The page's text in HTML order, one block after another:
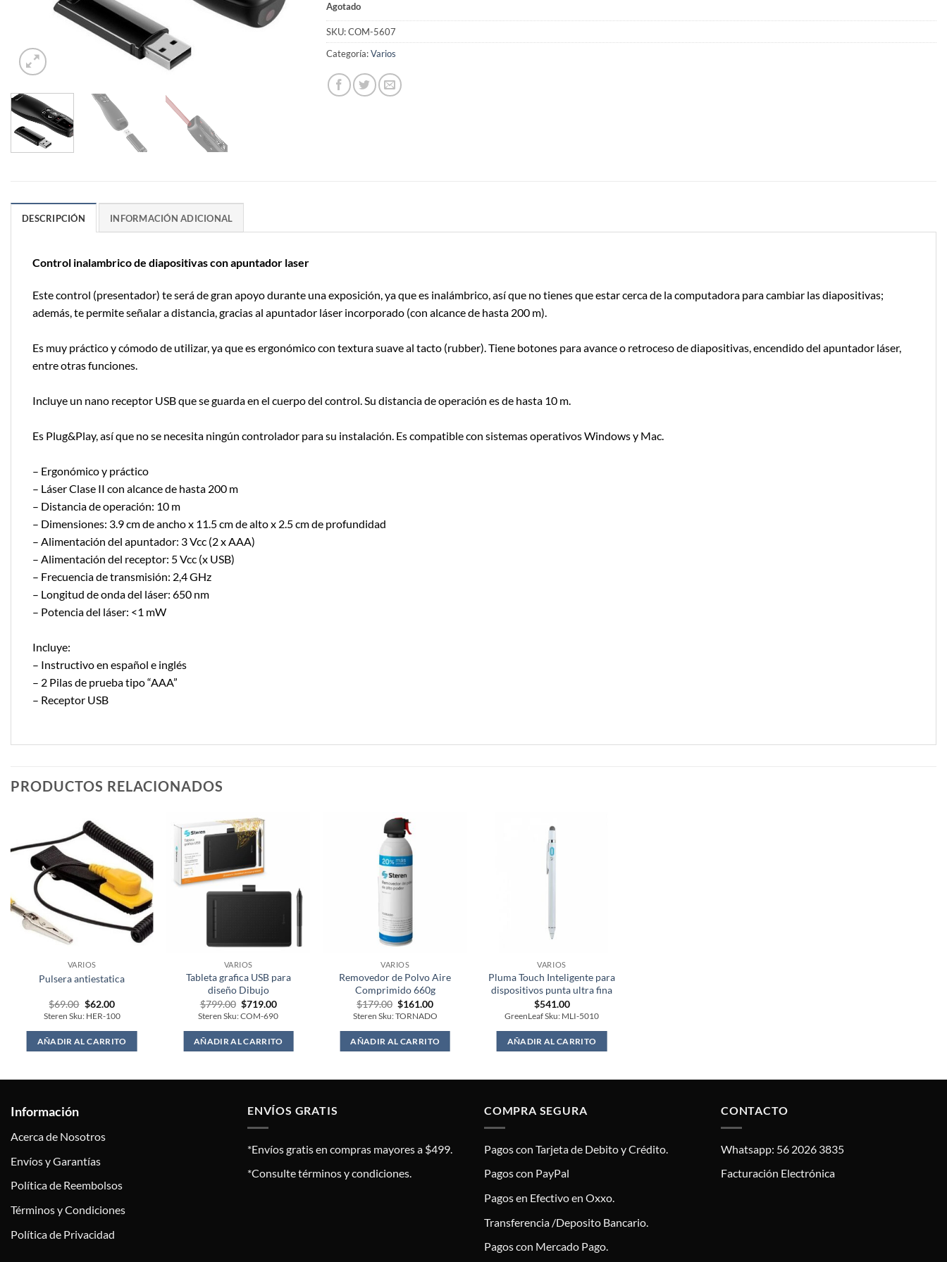
Agotado
SKU:COM-5607
Categoría:Varios
DESCRIPCIÓN INFORMACIÓN ADICIONAL
Control inalambrico de diapositivas con apuntador laser
Este control (presentador) te será de gran apoyo durante una exposición, ya que es inalámbrico, así que no tienes que estar cerca de la computadora para cambiar las diapositivas;
además, te permite señalar a distancia, gracias al apuntador láser incorporado (con alcance de hasta 200 m).
Es muy práctico y cómodo de utilizar, ya que es ergonómico con textura suave al tacto (rubber). Tiene botones para avance o retroceso de diapositivas, encendido del apuntador láser,
entre otras funciones.
Incluye un nano receptor USB que se guarda en el cuerpo del control. Su distancia de operación es de hasta 10 m.
Es Plug&Play, así que no se necesita ningún controlador para su instalación. Es compatible con sistemas operativos Windows y Mac.
– Ergonómico y práctico
– Láser Clase II con alcance de hasta 200 m
– Distancia de operación: 10 m
– Dimensiones: 3.9 cm de ancho x 11.5 cm de alto x 2.5 cm de profundidad
– Alimentación del apuntador: 3 Vcc (2 x AAA)
– Alimentación del receptor: 5 Vcc (x USB)
– Frecuencia de transmisión: 2,4 GHz
– Longitud de onda del láser: 650 nm
– Potencia del láser: <1 mW
Incluye:
– Instructivo en español e inglés
– 2 Pilas de prueba tipo “AAA”
– Receptor USB
PRODUCTOS RELACIONADOS
VARIOS
Pulsera antiestatica
$69.00 Original
price
was:
$69.00.
$62.00Current
price
is:
$62.00.
Steren Sku: HER-100
AÑADIR AL CARRITO
VARIOS
Tableta grafica USB para
diseño Dibujo
$799.00 Original
price
was:
$799.00.
$719.00Current
price
is:
$719.00.
Steren Sku: COM-690
AÑADIR AL CARRITO
VARIOS
Removedor de Polvo Aire
Comprimido 660g
$179.00 Original
price
was:
$179.00.
$161.00Current
price
is:
$161.00.
Steren Sku: TORNADO
AÑADIR AL CARRITO
VARIOS
Pluma Touch Inteligente para
dispositivos punta ultra fina
$541.00
GreenLeaf Sku: MLI-5010
AÑADIR AL CARRITO
Información
Acerca de Nosotros
Envíos y Garantías
Política de Reembolsos
Términos y Condiciones
Política de Privacidad
ENVÍOS GRATIS
*Envíos gratis en compras mayores a $499.
*Consulte términos y condiciones.
COMPRA SEGURA
Pagos con Tarjeta de Debito y Crédito.
Pagos con PayPal
Pagos en Efectivo en Oxxo.
Transferencia /Deposito Bancario.
Pagos con Mercado Pago.
CONTACTO
Whatsapp: 56 2026 3835
Facturación Electrónica